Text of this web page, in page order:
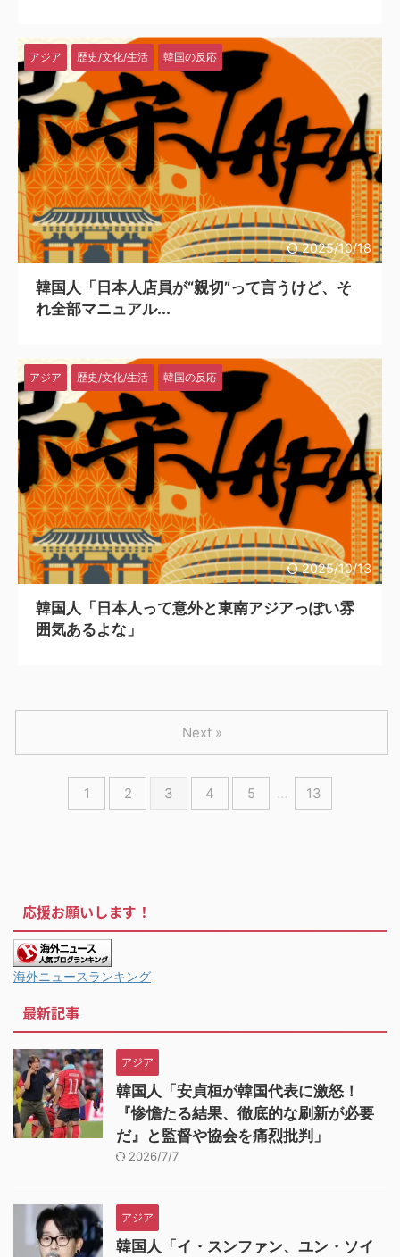
2025/10/18
アジア 歴史/文化/生活 韓国の反応
韓国人「日本人店員が“親切”って言うけど、そ
れ全部マニュアル...
2025/10/13
アジア 歴史/文化/生活 韓国の反応
韓国人「日本人って意外と東南アジアっぽい雰
囲気あるよな」
1 2 3 4 5 … 13
Next »
応援お願いします！
海外ニュースランキング
最新記事
アジア
韓国人「安貞桓が韓国代表に激怒！
『惨憺たる結果、徹底的な刷新が必要
だ』と監督や協会を痛烈批判」
2026/7/7
アジア
韓国人「イ・スンファン、ユン・ソイ